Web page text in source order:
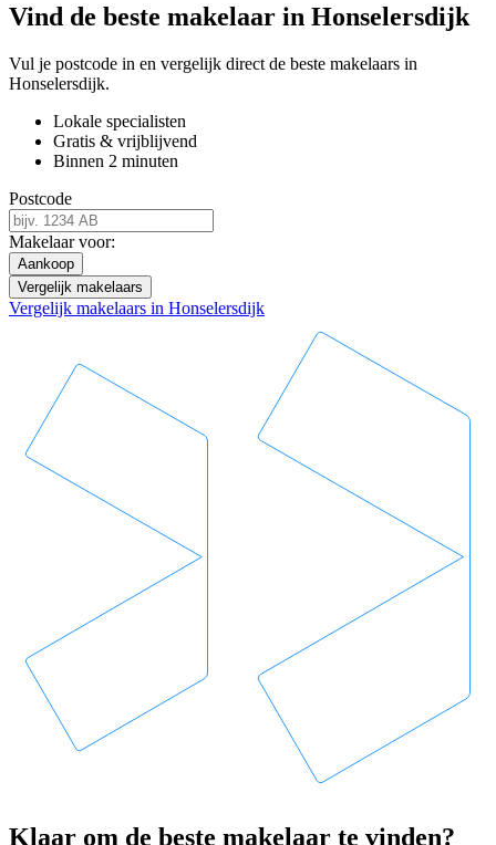
Vind de beste makelaar in Honselersdijk
Vul je postcode in en vergelijk direct de beste makelaars in
Honselersdijk.
Lokale specialisten
Gratis & vrijblijvend
Binnen 2 minuten
Postcode
Makelaar voor:
Aankoop
Vergelijk makelaars
Vergelijk makelaars in Honselersdijk
Klaar om de beste makelaar te vinden?